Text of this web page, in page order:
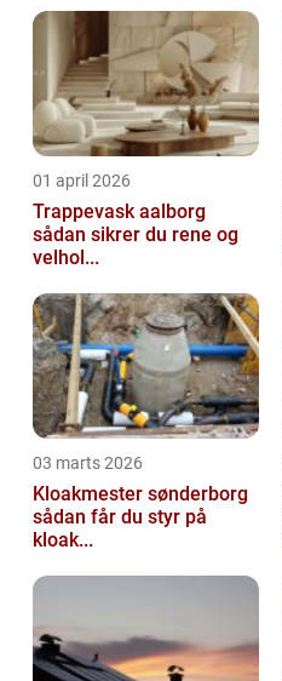
01 april 2026
Trappevask aalborg
sådan sikrer du rene og
velhol...
03 marts 2026
Kloakmester sønderborg
sådan får du styr på
kloak...